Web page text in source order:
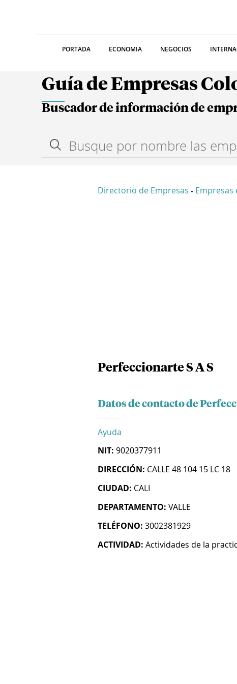
PORTADA ECONOMIA NEGOCIOS
Guía de Empresas
Buscador de información de
Directorio de Empresas - Empresas
Perfeccionarte S A S
Datos de contacto de
Ayuda
NIT: 9020377911
DIRECCIÓN: CALLE 48 104 15 LC 18
CIUDAD: CALI
DEPARTAMENTO: VALLE
TELÉFONO: 3002381929
ACTIVIDAD: Actividades de la